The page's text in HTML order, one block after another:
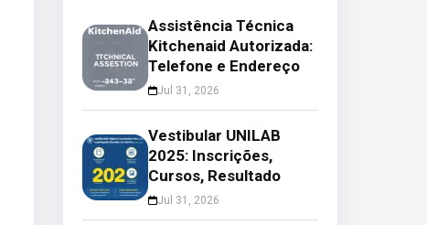
Assistência Técnica
Kitchenaid Autorizada:
Telefone e Endereço
Jul 31, 2026
Vestibular UNILAB
2025: Inscrições,
Cursos, Resultado
Jul 31, 2026